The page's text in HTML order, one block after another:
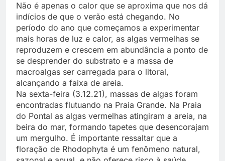
Não é apenas o calor que se aproxima que nos dá
indícios de que o verão está chegando. No
período do ano que começamos a experimentar
mais horas de luz e calor, as algas vermelhas se
reproduzem e crescem em abundância a ponto de
se desprender do substrato e a massa de
macroalgas ser carregada para o litoral,
alcançando a faixa de areia.
Na sexta-feira (3.12.21), massas de algas foram
encontradas flutuando na Praia Grande. Na Praia
do Pontal as algas vermelhas atingiram a areia, na
beira do mar, formando tapetes que desencorajam
um mergulho. É importante ressaltar que a
floração de Rhodophyta é um fenômeno natural,